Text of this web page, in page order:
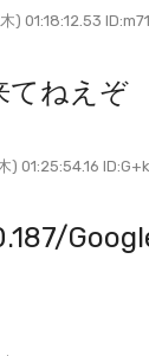
) 01:18:12.53
てねえぞ
) 01:25:54.16